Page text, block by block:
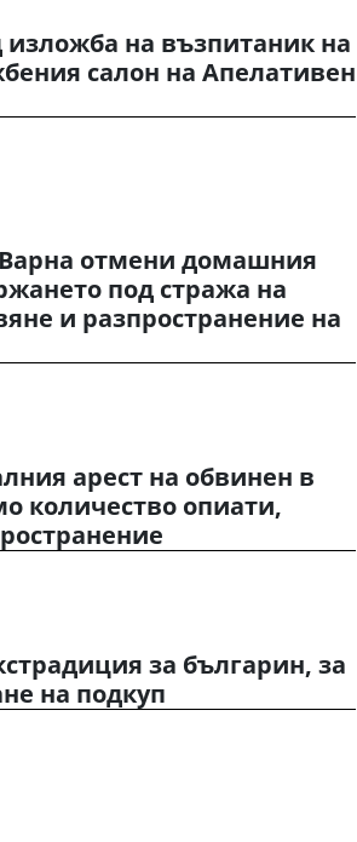
изложба на възпитаник на
салон на Апелативен
отмени домашния
под стража на
и разпространение на
арест на обвинен в
количество опиати,
за българин, за
на подкуп